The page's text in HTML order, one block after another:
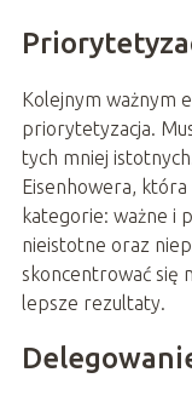
Kolejnym ważnym
priorytetyzacja.
tych mniej
Eisenhowera,
kategorie: ważne i
nieistotne oraz
skoncentrować się
lepsze rezultaty.